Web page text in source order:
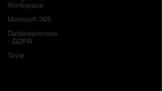
Workspace
Microsoft 365
Dataawareness
- GDPR
Tavle